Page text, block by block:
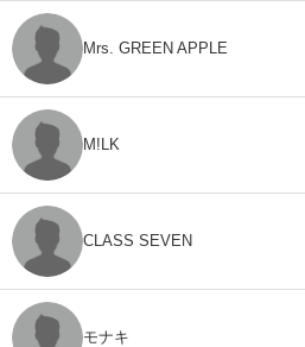
Mrs. GREEN APPLE
M!LK
CLASS SEVEN
モナキ